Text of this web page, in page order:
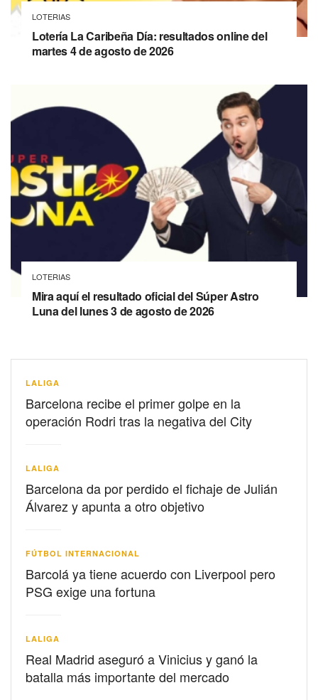
LOTERIAS
Lotería La Caribeña Día: resultados online del
martes 4 de agosto de 2026
LOTERIAS
Mira aquí el resultado oficial del Súper Astro
Luna del lunes 3 de agosto de 2026
LALIGA
Barcelona recibe el primer golpe en la
operación Rodri tras la negativa del City
LALIGA
Barcelona da por perdido el fichaje de Julián
Álvarez y apunta a otro objetivo
FÚTBOL INTERNACIONAL
Barcolá ya tiene acuerdo con Liverpool pero
PSG exige una fortuna
LALIGA
Real Madrid aseguró a Vinicius y ganó la
batalla más importante del mercado